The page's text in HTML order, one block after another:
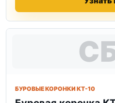
БУРОВЫЕ КОРОНКИ КТ-10